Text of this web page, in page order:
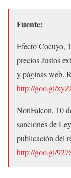
Fuente:
Efecto Cocuyo,
precios Justos
y páginas web.
http://goo.gl/
NotiFalcon, 10
sanciones de
publicación del
http://goo.gl/